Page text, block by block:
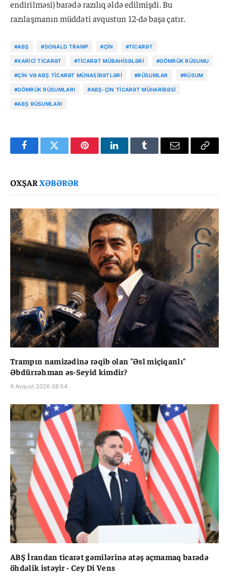
endirilməsi) barədə razılıq əldə edilmişdi. Bu
razılaşmanın müddəti avqustun 12-də başa çatır.
#ABŞ #DONALD TRAMP #ÇIN #TICARƏT
#XARICI TICARƏT #TICARƏT MÜBAHISƏLƏRI #GÖMRÜK RÜSUMU
#ÇIN VƏ ABŞ TICARƏT MÜNASIBƏTLƏRI #RÜSUMLAR #RÜSUM
#GÖMRÜK RÜSUMLARI #ABŞ-ÇIN TICARƏT MÜHARIBƏSI
#ABŞ RÜSUMLARI
FacebookTwitter PinterestLinkedInTumblr Email
Copy
OXŞARXƏBƏRƏR
Trampın namizədinə rəqib olan "Əsl miçiqanlı"
Əbdürrəhman əs-Seyid kimdir?
9 Avqust 2026 08:54
ABŞ İrandan ticarət gəmilərinə atəş açmamaq barədə
öhdəlik istəyir - Cey Di Vens